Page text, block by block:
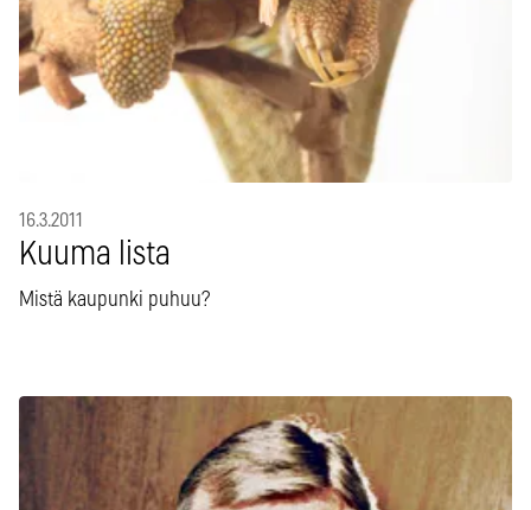
16.3.2011
Kuuma lista
Mistä kaupunki puhuu?